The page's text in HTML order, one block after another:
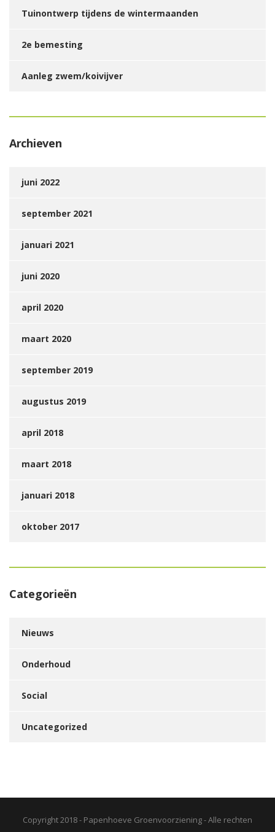
Tuinontwerp tijdens de wintermaanden
2e bemesting
Aanleg zwem/koivijver
Archieven
juni 2022
september 2021
januari 2021
juni 2020
april 2020
maart 2020
september 2019
augustus 2019
april 2018
maart 2018
januari 2018
oktober 2017
Categorieën
Nieuws
Onderhoud
Social
Uncategorized
Copyright 2018 - Papenhoeve Groenvoorziening - Alle rechten